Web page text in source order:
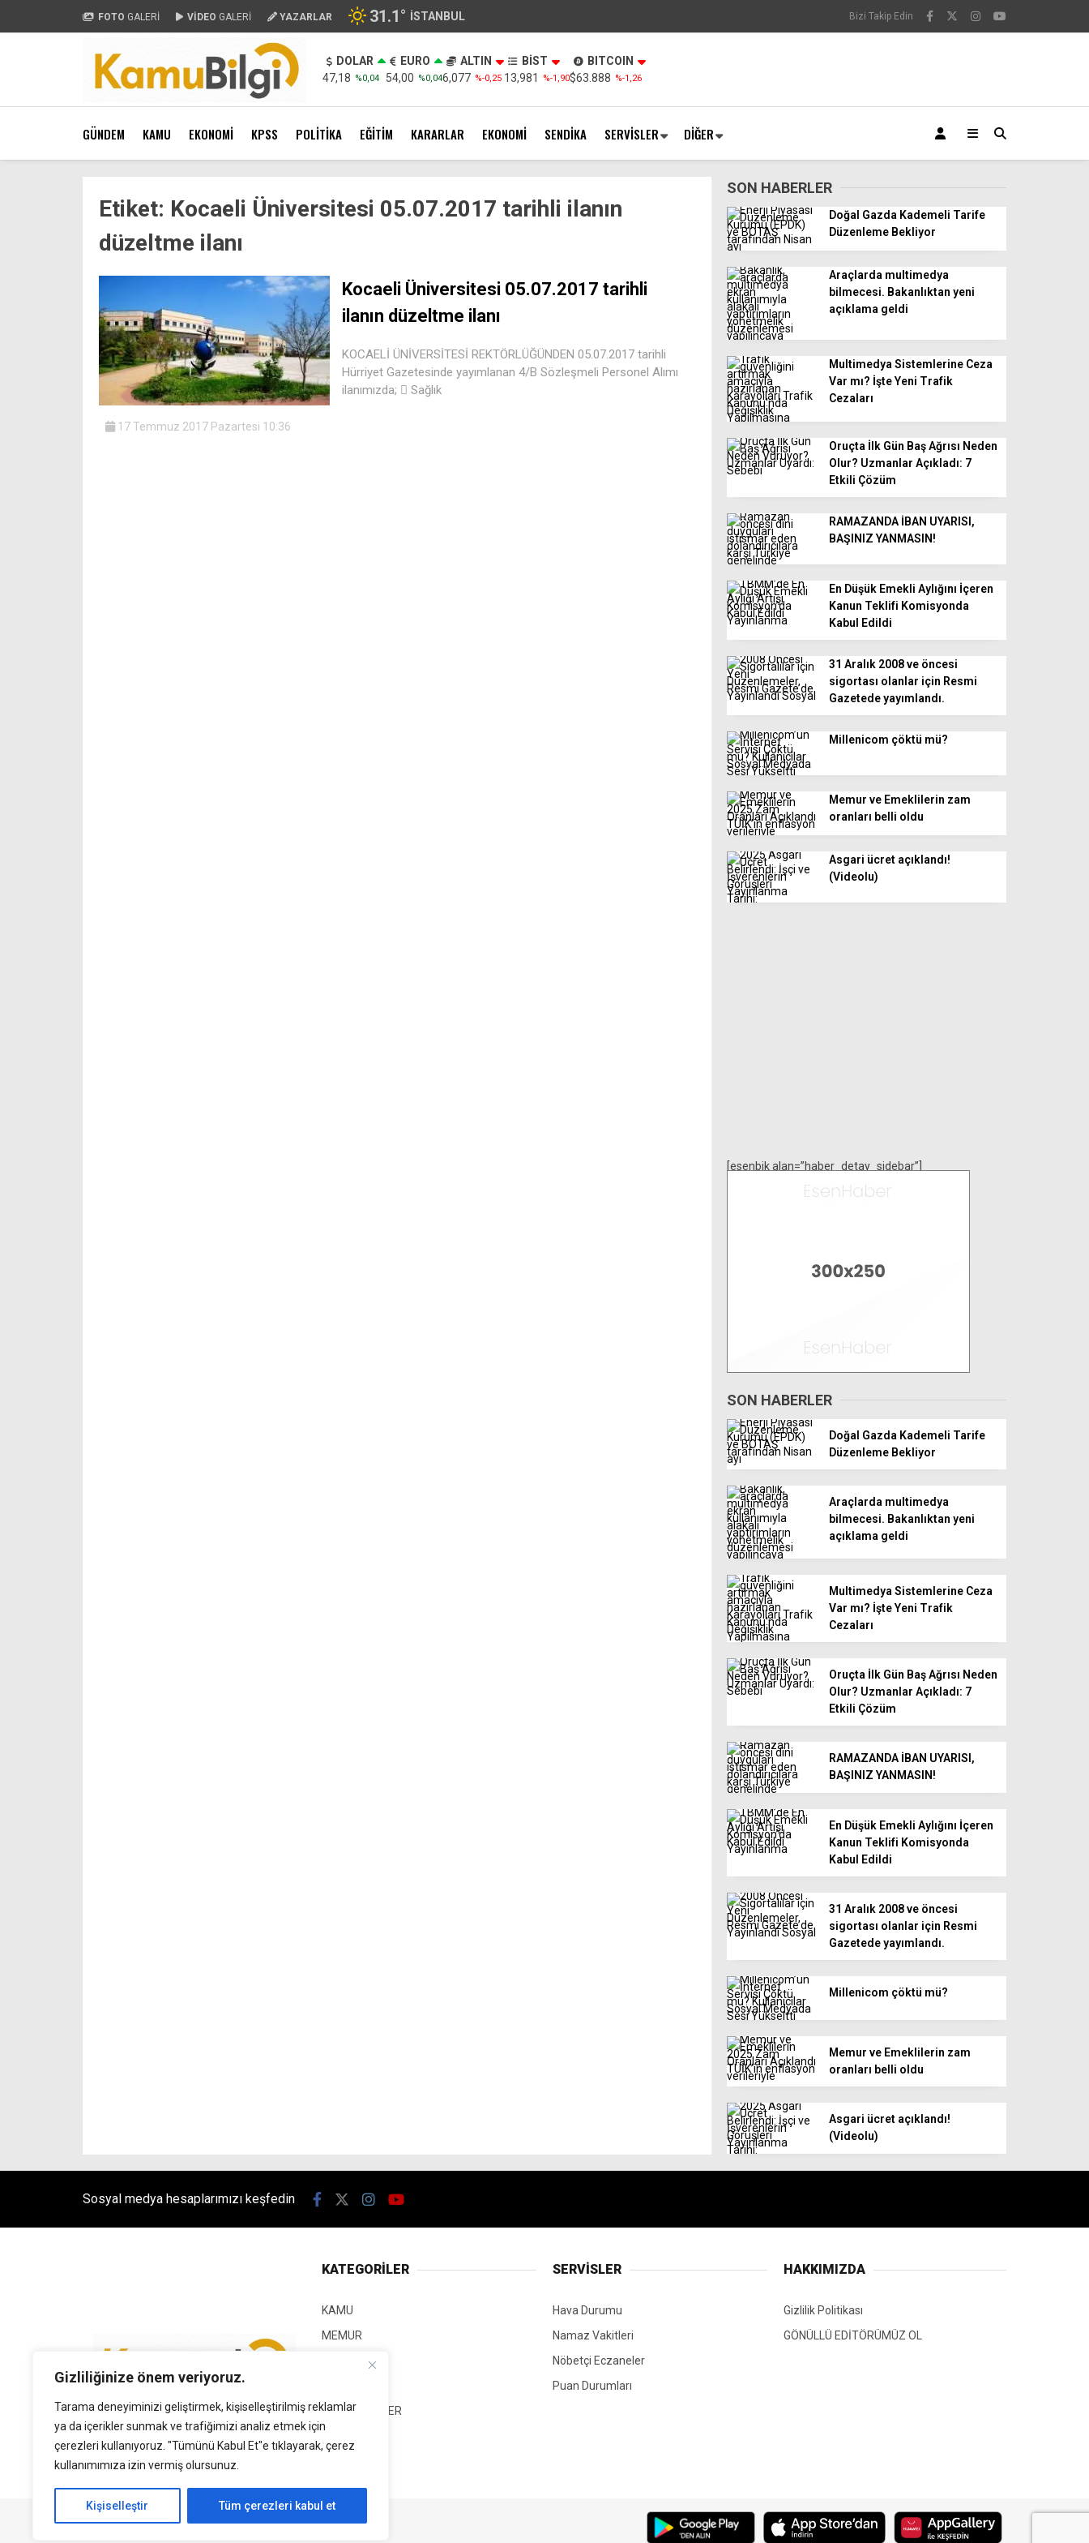
Gizliliğinize önem veriyoruz.
Tarama deneyiminizi geliştirmek, kişiselleştirilmiş reklamlar
ya da içerikler sunmak ve trafiğimizi analiz etmek için
çerezleri kullanıyoruz. "Tümünü Kabul Et"e tıklayarak, çerez
kullanımımıza izin vermiş olursunuz.
Kişiselleştir Tüm çerezleri kabul et
FOTO GALERİ VİDEO GALERİ YAZARLAR 31.1° İSTANBUL Bizi Takip Edin
DOLAR
47,18 %0,04
EURO
54,00 %0,04
ALTIN
6,077 %-0,25
BİST
13,981
%-1,90
BITCOIN
$63.888 %-1,26
GÜNDEM KAMU EKONOMİ KPSS POLİTİKA EĞİTİM KARARLAR EKONOMİ SENDİKA SERVİSLER DİĞER
Etiket: Kocaeli Üniversitesi 05.07.2017 tarihli ilanın
düzeltme ilanı
Kocaeli Üniversitesi 05.07.2017 tarihli
ilanın düzeltme ilanı
KOCAELİ ÜNİVERSİTESİ REKTÖRLÜĞÜNDEN 05.07.2017 tarihli
Hürriyet Gazetesinde yayımlanan 4/B Sözleşmeli Personel Alımı
ilanımızda;  Sağlık
17 Temmuz 2017 Pazartesi 10:36
SON HABERLER
Doğal Gazda Kademeli Tarife
Düzenleme Bekliyor
Araçlarda multimedya
bilmecesi. Bakanlıktan yeni
açıklama geldi
Multimedya Sistemlerine Ceza
Var mı? İşte Yeni Trafik
Cezaları
Oruçta İlk Gün Baş Ağrısı Neden
Olur? Uzmanlar Açıkladı: 7
Etkili Çözüm
RAMAZANDA İBAN UYARISI,
BAŞINIZ YANMASIN!
En Düşük Emekli Aylığını İçeren
Kanun Teklifi Komisyonda
Kabul Edildi
31 Aralık 2008 ve öncesi
sigortası olanlar için Resmi
Gazetede yayımlandı.
Millenicom çöktü mü?
Memur ve Emeklilerin zam
oranları belli oldu
Asgari ücret açıklandı!
(Videolu)
[esenbik alan=”haber_detay_sidebar”]
SON HABERLER
Doğal Gazda Kademeli Tarife
Düzenleme Bekliyor
Araçlarda multimedya
bilmecesi. Bakanlıktan yeni
açıklama geldi
Multimedya Sistemlerine Ceza
Var mı? İşte Yeni Trafik
Cezaları
Oruçta İlk Gün Baş Ağrısı Neden
Olur? Uzmanlar Açıkladı: 7
Etkili Çözüm
RAMAZANDA İBAN UYARISI,
BAŞINIZ YANMASIN!
En Düşük Emekli Aylığını İçeren
Kanun Teklifi Komisyonda
Kabul Edildi
31 Aralık 2008 ve öncesi
sigortası olanlar için Resmi
Gazetede yayımlandı.
Millenicom çöktü mü?
Memur ve Emeklilerin zam
oranları belli oldu
Asgari ücret açıklandı!
(Videolu)
Sosyal medya hesaplarımızı keşfedin
KATEGORİLER
KAMU
MEMUR
GÜNCEL HABER
SERVİSLER
Hava Durumu
Namaz Vakitleri
Nöbetçi Eczaneler
Puan Durumları
HAKKIMIZDA
Gizlilik Politikası
GÖNÜLLÜ EDİTÖRÜMÜZ OL
Tüm Hakları Saklıdır. | Kamubilgi.com | 2026